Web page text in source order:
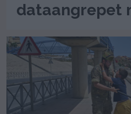
dataangrepet